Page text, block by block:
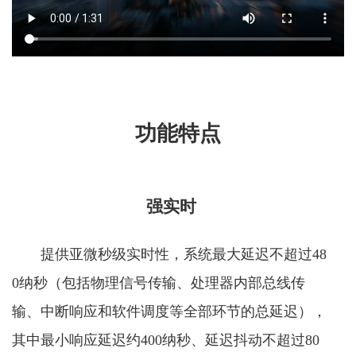
功能特点
强实时
提供亚微秒级实时性，系统最大延迟不超过48
0纳秒（包括物理信号传输、处理器内部总线传
输、中断响应和软件调度等全部环节的总延迟），
其中最小响应延迟约400纳秒、延迟抖动不超过80